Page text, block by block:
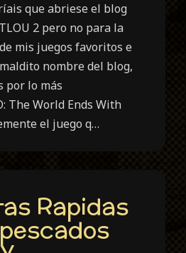
que abriese el blog
2 pero no para la
mis juegos favoritos e
nombre del blog,
por lo más
The World Ends With
el juego q…
Rapidas